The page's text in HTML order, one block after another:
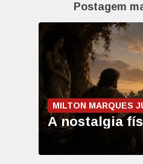
Postagem
MILTON MARQUES
A nostalgia